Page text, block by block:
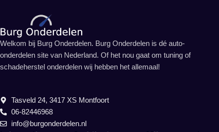
Welkom bij Burg Onderdelen. Burg Onderdelen is dé auto-
onderdelen site van Nederland. Of het nou gaat om tuning of
schadeherstel onderdelen wij hebben het allemaal!
Tasveld 24, 3417 XS Montfoort
06-82446968
info@burgonderdelen.nl